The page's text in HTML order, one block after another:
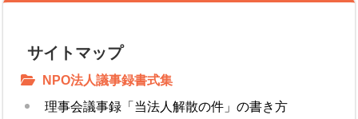
サイトマップ
NPO法人議事録書式集
理事会議事録「当法人解散の件」の書き方